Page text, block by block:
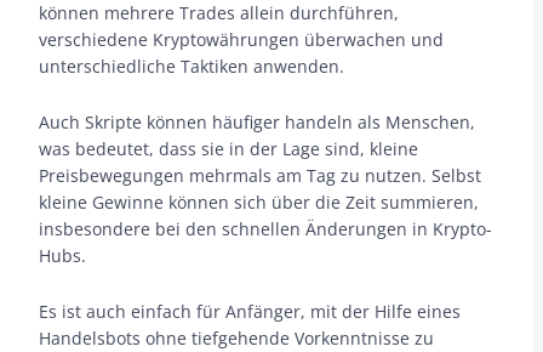
können mehrere Trades allein durchführen,
verschiedene Kryptowährungen überwachen und
unterschiedliche Taktiken anwenden.
Auch Skripte können häufiger handeln als Menschen,
was bedeutet, dass sie in der Lage sind, kleine
Preisbewegungen mehrmals am Tag zu nutzen. Selbst
kleine Gewinne können sich über die Zeit summieren,
insbesondere bei den schnellen Änderungen in Krypto-
Hubs.
Es ist auch einfach für Anfänger, mit der Hilfe eines
Handelsbots ohne tiefgehende Vorkenntnisse zu